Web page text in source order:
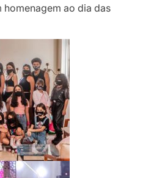
homenagem ao dia das